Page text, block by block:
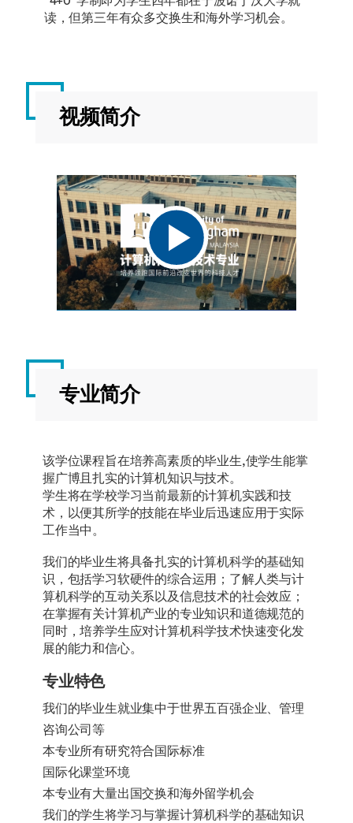
读，但第三年有众多交换生和海外学习机会。
视频简介
专业简介
该学位课程旨在培养高素质的毕业生,使学生能掌
握广博且扎实的计算机知识与技术。
学生将在学校学习当前最新的计算机实践和技
术，以便其所学的技能在毕业后迅速应用于实际
工作当中。
我们的毕业生将具备扎实的计算机科学的基础知
识，包括学习软硬件的综合运用；了解人类与计
算机科学的互动关系以及信息技术的社会效应；
在掌握有关计算机产业的专业知识和道德规范的
同时，培养学生应对计算机科学技术快速变化发
展的能力和信心。
专业特色
我们的毕业生就业集中于世界五百强企业、管理
咨询公司等
本专业所有研究符合国际标准
国际化课堂环境
本专业有大量出国交换和海外留学机会
我们的学生将学习与掌握计算机科学的基础知识